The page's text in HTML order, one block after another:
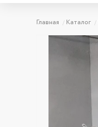
Главная Каталог